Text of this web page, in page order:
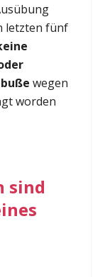
letzten fünf
wegen
worden
sind